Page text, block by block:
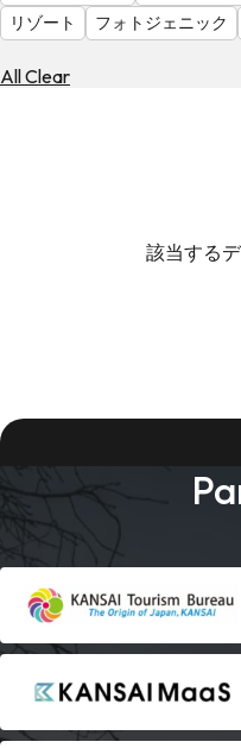
リゾート
フォトジェニック
All Clear
該当する